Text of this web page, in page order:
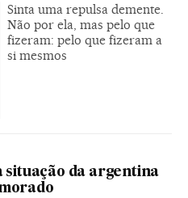
Sinta uma repulsa demente.
Não por ela, mas pelo que
fizeram: pelo que fizeram a
si mesmos
situação da argentina